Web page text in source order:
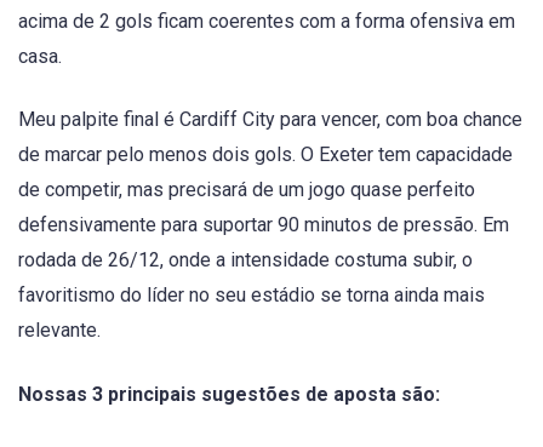
acima de 2 gols ficam coerentes com a forma ofensiva em
casa.
Meu palpite final é Cardiff City para vencer, com boa chance
de marcar pelo menos dois gols. O Exeter tem capacidade
de competir, mas precisará de um jogo quase perfeito
defensivamente para suportar 90 minutos de pressão. Em
rodada de 26/12, onde a intensidade costuma subir, o
favoritismo do líder no seu estádio se torna ainda mais
relevante.
Nossas 3 principais sugestões de aposta são: